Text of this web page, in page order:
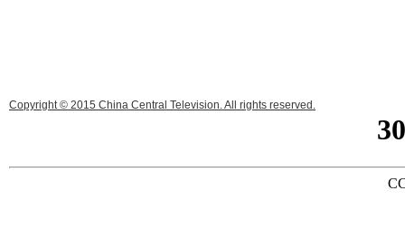
Copyright © 2015 China Central Television. All rights reserved.